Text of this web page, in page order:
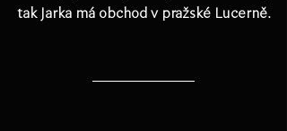
tak Jarka má obchod v pražské Lucerně.